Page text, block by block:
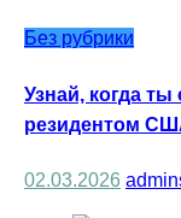
Без рубрики
Узнай, когда
резидентом
02.03.2026